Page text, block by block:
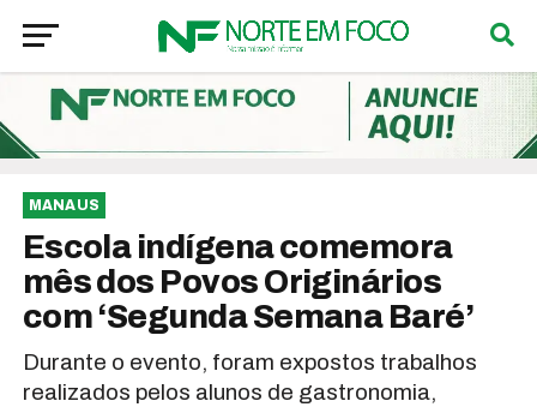
MANAUS
Escola indígena comemora
mês dos Povos Originários
com ‘Segunda Semana Baré’
Durante o evento, foram expostos trabalhos
realizados pelos alunos de gastronomia,